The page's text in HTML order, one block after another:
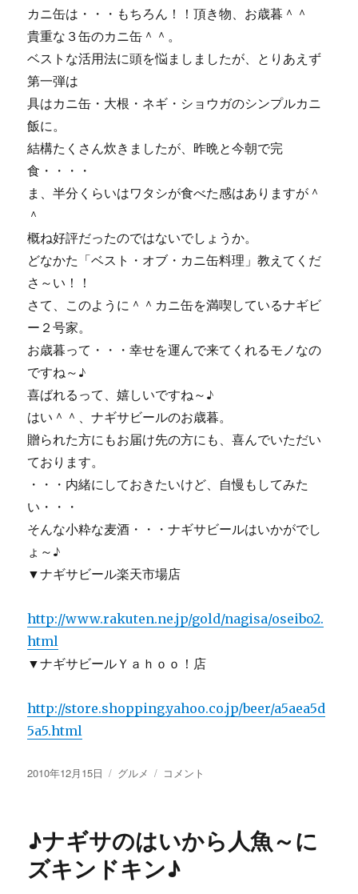
カニ缶は・・・もちろん！！頂き物、お歳暮＾＾
貴重な３缶のカニ缶＾＾。
ベストな活用法に頭を悩ましましたが、とりあえず
第一弾は
具はカニ缶・大根・ネギ・ショウガのシンプルカニ
飯に。
結構たくさん炊きましたが、昨晩と今朝で完
食・・・・
ま、半分くらいはワタシが食べた感はありますが＾
＾
概ね好評だったのではないでしょうか。
どなかた「ベスト・オブ・カニ缶料理」教えてくだ
さ～い！！
さて、このように＾＾カニ缶を満喫しているナギビ
ー２号家。
お歳暮って・・・幸せを運んで来てくれるモノなの
ですね～♪
喜ばれるって、嬉しいですね～♪
はい＾＾、ナギサビールのお歳暮。
贈られた方にもお届け先の方にも、喜んでいただい
ております。
・・・内緒にしておきたいけど、自慢もしてみた
い・・・
そんな小粋な麦酒・・・ナギサビールはいかがでし
ょ～♪
▼ナギサビール楽天市場店
http://www.rakuten.ne.jp/gold/nagisa/oseibo2.
html
▼ナギサビールＹａｈｏｏ！店
http://store.shopping.yahoo.co.jp/beer/a5aea5d
5a5.html
投
2010年12月15日
カ
ー
グルメ
【画
カ
ニ
缶
コメント
♪ナギサのはいから人魚～に
ズキンドキン♪